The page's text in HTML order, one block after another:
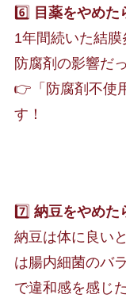
6️⃣
目薬をやめた
1年間続いた結膜
防腐剤の影響だ
👉「防腐剤不使
す！
7️⃣ 納豆をやめた
納豆は体に良い
は腸内細菌のバ
で違和感を感じ